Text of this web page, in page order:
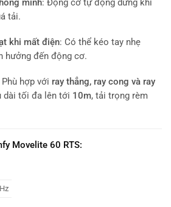
minh: Động cơ tự động dừng khi
tải.
khi mất điện: Có thể kéo tay nhẹ
hưởng đến động cơ.
Phù hợp với ray thẳng, ray cong và ray
dài tối đa lên tới 10m, tải trọng rèm
Movelite 60 RTS: